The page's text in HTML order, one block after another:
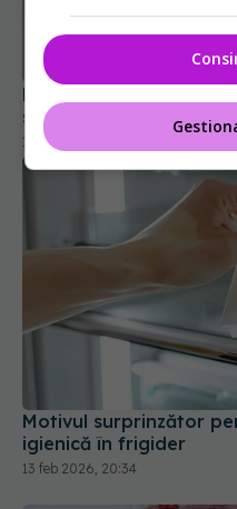
De ce pun unii oameni
spune știința despre
10 ian 2026, 12:30
Motivul surprinzător
igienică în frigider
13 feb 2026, 20:34